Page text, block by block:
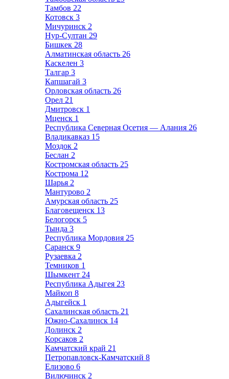
Тамбов 22
Котовск 3
Мичуринск 2
Нур-Султан 29
Бишкек 28
Алматинская область 26
Каскелен 3
Талгар 3
Капшагай 3
Орловская область 26
Орел 21
Дмитровск 1
Мценск 1
Республика Северная Осетия — Алания 26
Владикавказ 15
Моздок 2
Беслан 2
Костромская область 25
Кострома 12
Шарья 2
Мантурово 2
Амурская область 25
Благовещенск 13
Белогорск 5
Тында 3
Республика Мордовия 25
Саранск 9
Рузаевка 2
Темников 1
Шымкент 24
Республика Адыгея 23
Майкоп 8
Адыгейск 1
Сахалинская область 21
Южно-Сахалинск 14
Долинск 2
Корсаков 2
Камчатский край 21
Петропавловск-Камчатский 8
Елизово 6
Вилючинск 2